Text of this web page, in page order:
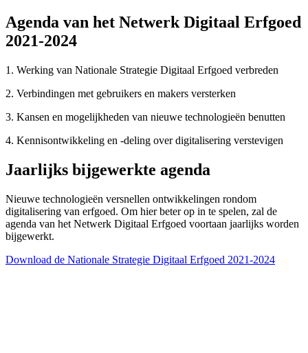
Agenda van het Netwerk Digitaal Erfgoed
2021-2024
1. Werking van Nationale Strategie Digitaal Erfgoed verbreden
2. Verbindingen met gebruikers en makers versterken
3. Kansen en mogelijkheden van nieuwe technologieën benutten
4. Kennisontwikkeling en -deling over digitalisering verstevigen
Jaarlijks bijgewerkte agenda
Nieuwe technologieën versnellen ontwikkelingen rondom
digitalisering van erfgoed. Om hier beter op in te spelen, zal de
agenda van het Netwerk Digitaal Erfgoed voortaan jaarlijks worden
bijgewerkt.
Download de Nationale Strategie Digitaal Erfgoed 2021-2024